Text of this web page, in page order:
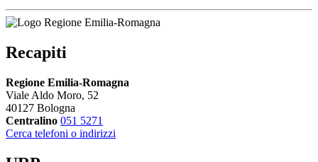
Recapiti
Regione Emilia-Romagna
Viale Aldo Moro, 52
40127 Bologna
Centralino 051 5271
Cerca telefoni o indirizzi